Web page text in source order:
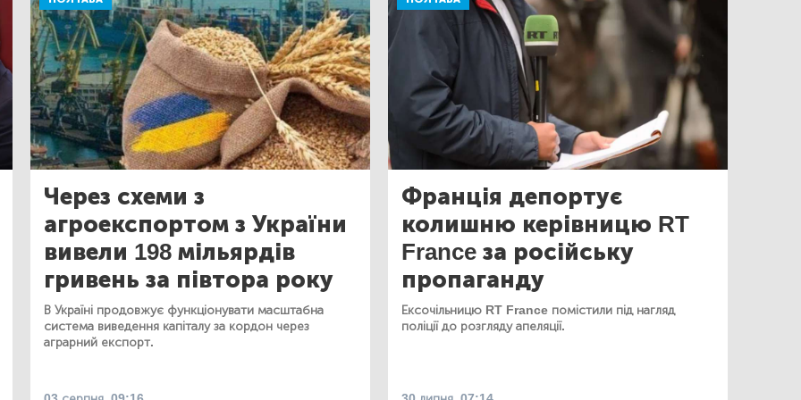
Через схеми з
агроекспортом з України
вивели 198 мільярдів
гривень за півтора року
В Україні продовжує функціонувати масштабна
система виведення капіталу за кордон через
аграрний експорт.
Франція депортує
колишню керівницю RT
France за російську
пропаганду
Ексочільницю RT France помістили під нагляд
поліції до розгляду апеляції.